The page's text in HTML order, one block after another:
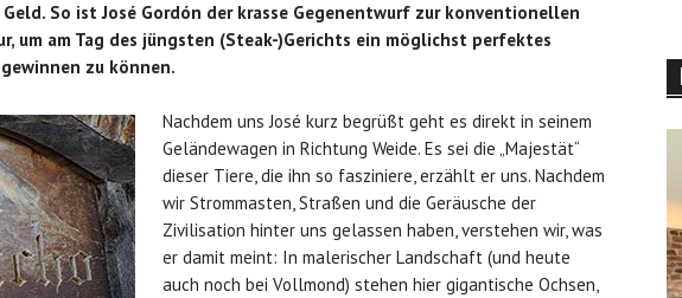
Geld. So ist José Gordón der krasse Gegenentwurf zur konventionellen
um am Tag des jüngsten (Steak-)Gerichts ein möglichst perfektes
zu können.
Nachdem uns José kurz begrüßt geht es direkt in seinem
Geländewagen in Richtung Weide. Es sei die „Majestät“
dieser Tiere, die ihn so fasziniere, erzählt er uns. Nachdem
wir Strommasten, Straßen und die Geräusche der
Zivilisation hinter uns gelassen haben, verstehen wir, was
er damit meint: In malerischer Landschaft (und heute
auch noch bei Vollmond) stehen hier gigantische Ochsen,